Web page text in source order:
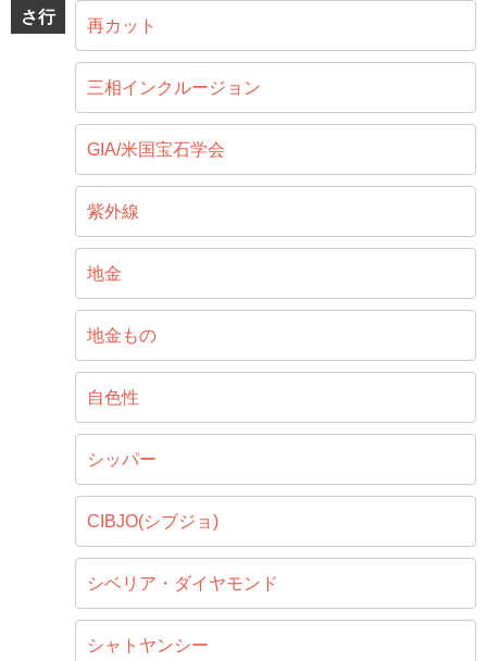
さ行 再カット
三相インクルージョン
GIA/米国宝石学会
紫外線
地金
地金もの
自色性
シッパー
CIBJO(シブジョ)
シベリア・ダイヤモンド
シャトヤンシー